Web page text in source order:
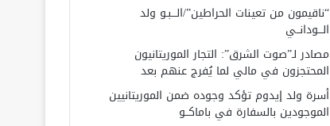
“ناقيمون من تعينات الحراطين”/الـــبـو ولد
الـــودانــي
مصادر لـ”صوت الشرق”: التجار الموريتانيون
المحتجزون في مالي لما يُفرج عنهم بعد
أسرة ولد إيدوم تؤكد وجوده ضمن الموريتانيين
الموجودين بالسفارة في باماكــو